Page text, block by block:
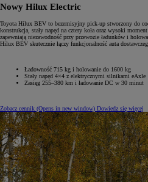
Nowy Hilux Electric
Toyota Hilux BEV to bezemisyjny pick-up stworzony do
konstrukcja, stały napęd na cztery koła oraz wysoki
zapewniają niezawodność przy przewozie ładunków i
Hilux BEV skutecznie łączy funkcjonalność auta
Ładowność 715 kg i holowanie do 1600 kg
Stały napęd 4×4 z elektrycznymi silnikami eAxle
Zasięg 255–380 km i ładowanie DC w 30 minut
Zobacz cennik (Opens in new window) Dowiedz się więcej